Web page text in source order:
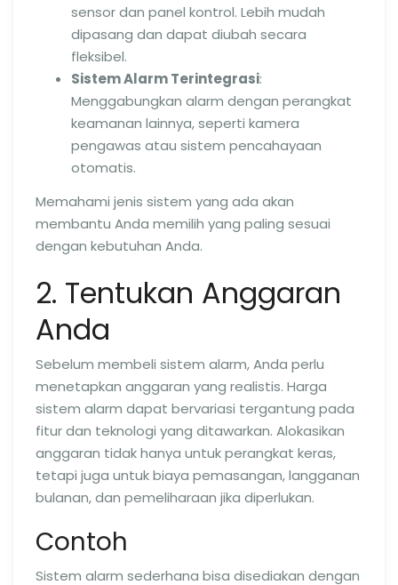
sensor dan panel kontrol. Lebih mudah
dipasang dan dapat diubah secara
fleksibel.
Sistem Alarm Terintegrasi:
Menggabungkan alarm dengan perangkat
keamanan lainnya, seperti kamera
pengawas atau sistem pencahayaan
otomatis.
Memahami jenis sistem yang ada akan
membantu Anda memilih yang paling sesuai
dengan kebutuhan Anda.
2. Tentukan Anggaran
Anda
Sebelum membeli sistem alarm, Anda perlu
menetapkan anggaran yang realistis. Harga
sistem alarm dapat bervariasi tergantung pada
fitur dan teknologi yang ditawarkan. Alokasikan
anggaran tidak hanya untuk perangkat keras,
tetapi juga untuk biaya pemasangan, langganan
bulanan, dan pemeliharaan jika diperlukan.
Contoh
Sistem alarm sederhana bisa disediakan dengan